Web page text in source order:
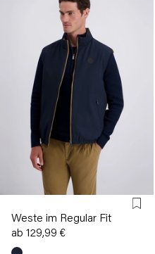
Weste im Regular Fit
ab 129,99 €